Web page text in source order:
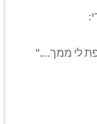
לי ממך…."